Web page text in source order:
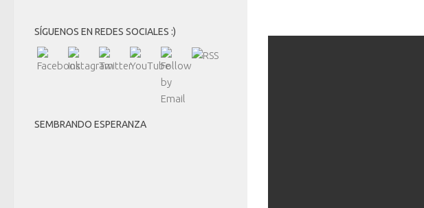
SÍGUENOS EN REDES SOCIALES :)
SEMBRANDO ESPERANZA